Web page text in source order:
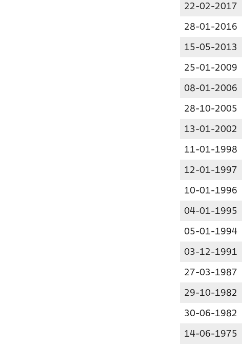
22-02-2017
28-01-2016
15-05-2013
25-01-2009
08-01-2006
28-10-2005
13-01-2002
11-01-1998
12-01-1997
10-01-1996
04-01-1995
05-01-1994
03-12-1991
27-03-1987
29-10-1982
30-06-1982
14-06-1975